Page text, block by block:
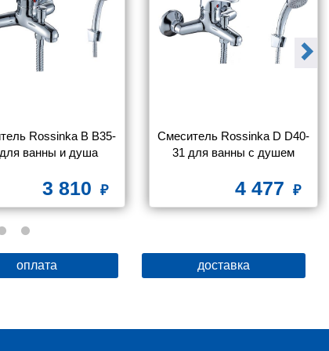
Rossinka B B35-
ванны и душа
3 810
Смеситель Rossinka D D40-
31 для ванны с душем
4 477
оплата доставка